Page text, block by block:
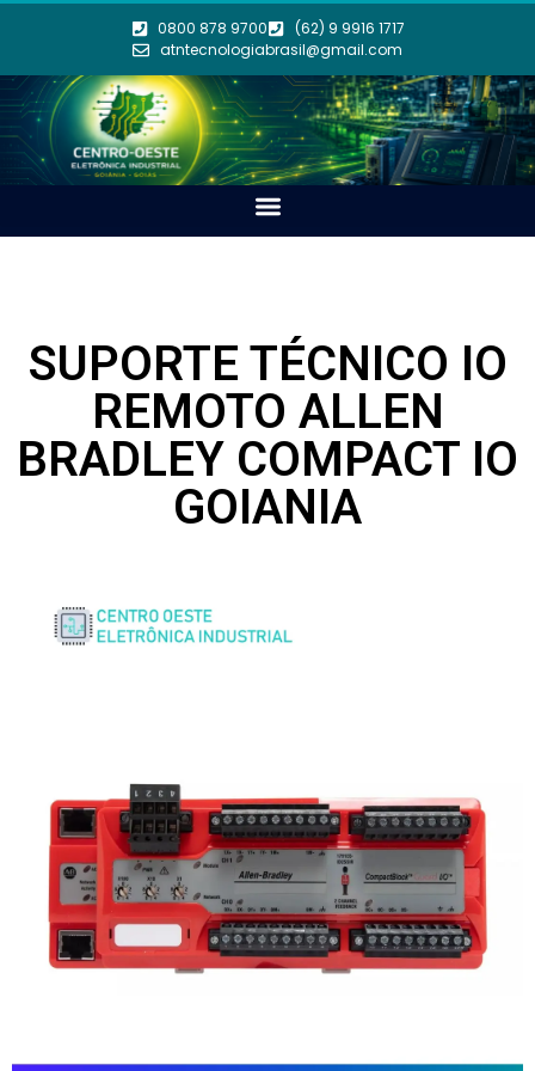
0800 878 9700
(62) 9 9916 1717
atntecnologiabrasil@gmail.com
SUPORTE TÉCNICO IO
REMOTO ALLEN
BRADLEY COMPACT IO
GOIANIA